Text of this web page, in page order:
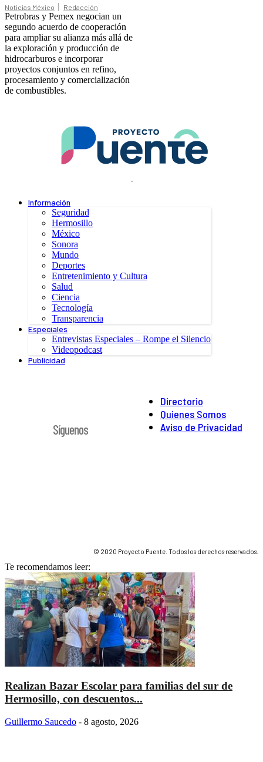
Noticias México Redacción
Petrobras y Pemex negocian un
segundo acuerdo de cooperación
para ampliar su alianza más allá de
la exploración y producción de
hidrocarburos e incorporar
proyectos conjuntos en refino,
procesamiento y comercialización
de combustibles.
.
Información
Seguridad
Hermosillo
México
Sonora
Mundo
Deportes
Entretenimiento y Cultura
Salud
Ciencia
Tecnología
Transparencia
Especiales
Entrevistas Especiales – Rompe el Silencio
Videopodcast
Publicidad
Directorio
Quienes Somos
Aviso de Privacidad
Síguenos
© 2020 Proyecto Puente. Todos los derechos reservados.
Te recomendamos leer:
Realizan Bazar Escolar para familias del sur de
Hermosillo, con descuentos...
Guillermo Saucedo - 8 agosto, 2026